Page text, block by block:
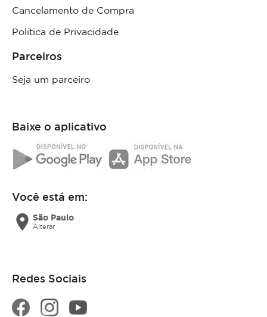
Cancelamento de Compra
Política de Privacidade
Parceiros
Seja um parceiro
Baixe o aplicativo
Você está em:
location_on São Paulo
Alterar
Redes Sociais